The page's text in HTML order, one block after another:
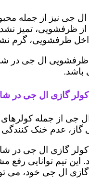
جی نیز از جمله
ظرفشویی، تمیز
داخل ظرفشویی، گرم
ظرفشویی ال جی در
باشد.
کولر گازی ال جی در
جی از جمله
عدم خنک کنندگی
کولر گازی ال جی در
تیم توانایی رفع
ال جی خود، می